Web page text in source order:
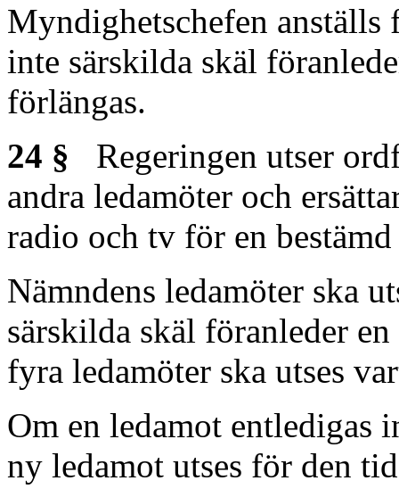
Myndighetschefen anställs
inte särskilda skäl
förlängas.
24 § Regeringen utser
andra ledamöter och
radio och tv för en
Nämndens ledamöter ska
särskilda skäl föranleder
fyra ledamöter ska utses
Om en ledamot entledigas
ny ledamot utses för den